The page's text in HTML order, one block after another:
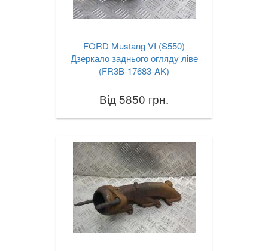
FORD Mustang VI (S550)
Дзеркало заднього огляду ліве
(FR3B-17683-AK)
Від 5850 грн.